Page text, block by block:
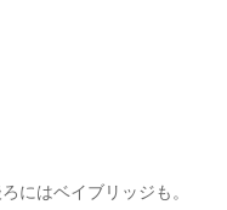
にはベイブリッジも。